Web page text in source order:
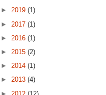
► 2019 (1)
► 2017 (1)
► 2016 (1)
► 2015 (2)
► 2014 (1)
► 2013 (4)